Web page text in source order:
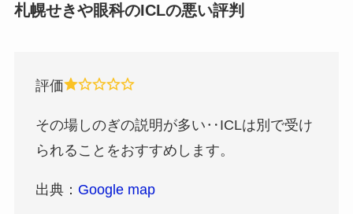
札幌せきや眼科のICLの悪い評判
評価
その場しのぎの説明が多い‥ICLは別で受け
られることをおすすめします。
出典： Google map